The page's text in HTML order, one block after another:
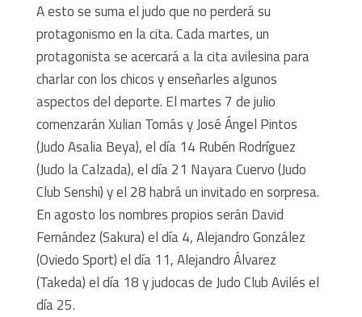
A esto se suma el judo que no perderá su
protagonismo en la cita. Cada martes, un
protagonista se acercará a la cita avilesina para
charlar con los chicos y enseñarles algunos
aspectos del deporte. El martes 7 de julio
comenzarán Xulian Tomás y José Ángel Pintos
(Judo Asalia Beya), el día 14 Rubén Rodríguez
(Judo la Calzada), el día 21 Nayara Cuervo (Judo
Club Senshi) y el 28 habrá un invitado en sorpresa.
En agosto los nombres propios serán David
Fernández (Sakura) el día 4, Alejandro González
(Oviedo Sport) el día 11, Alejandro Álvarez
(Takeda) el día 18 y judocas de Judo Club Avilés el
día 25.